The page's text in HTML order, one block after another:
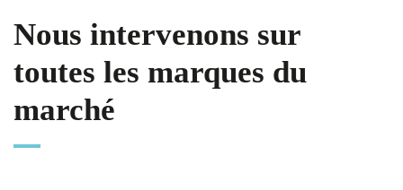
Nous intervenons sur
toutes les marques du
marché